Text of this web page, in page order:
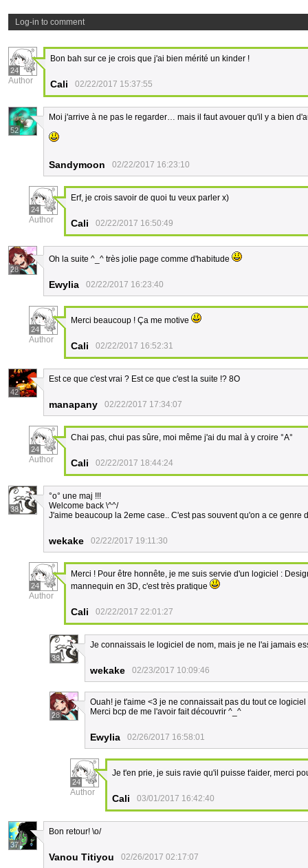
Log-in to comment
24
Author
Bon bah sur ce je crois que j'ai bien mérité un kinder !
Cali 02/22/2017 15:37:55
52
Moi j'arrive à ne pas le regarder… mais il faut avouer qu'il y a bien
Sandymoon 02/22/2017 16:23:10
24
Author
Erf, je crois savoir de quoi tu veux parler x)
Cali 02/22/2017 16:50:49
28
Oh la suite ^_^ très jolie page comme d'habitude
Ewylia 02/22/2017 16:23:40
24
Author
Merci beaucoup ! Ça me motive
Cali 02/22/2017 16:52:31
42
Est ce que c'est vrai ? Est ce que c'est la suite !? 8O
manapany 02/22/2017 17:34:07
24
Author
Chai pas, chui pas sûre, moi même j'ai du mal à y croire °A°
Cali 02/22/2017 18:44:24
38
°o° une maj !!!
Welcome back \^^/
J'aime beaucoup la 2eme case.. C'est pas souvent qu'on a ce genre
wekake 02/22/2017 19:11:30
24
Author
Merci ! Pour être honnête, je me suis servie d'un logiciel :
mannequin en 3D, c'est très pratique
Cali 02/22/2017 22:01:27
38
Je connaissais le logiciel de nom, mais je ne l'ai jamais
wekake 02/23/2017 10:09:46
28
Ouah! je t'aime <3 je ne connaissait pas du tout ce
Merci bcp de me l'avoir fait découvrir ^_^
Ewylia 02/26/2017 16:58:01
24
Author
Je t'en prie, je suis ravie qu'il puisse t'aider, merci
Cali 03/01/2017 16:42:40
37
Bon retour! \o/
Vanou Titiyou 02/26/2017 02:17:07